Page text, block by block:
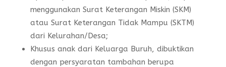
menggunakan Surat Keterangan Miskin (SKM)
atau Surat Keterangan Tidak Mampu (SKTM)
dari Kelurahan/Desa;
Khusus anak dari Keluarga Buruh, dibuktikan
dengan persyaratan tambahan berupa